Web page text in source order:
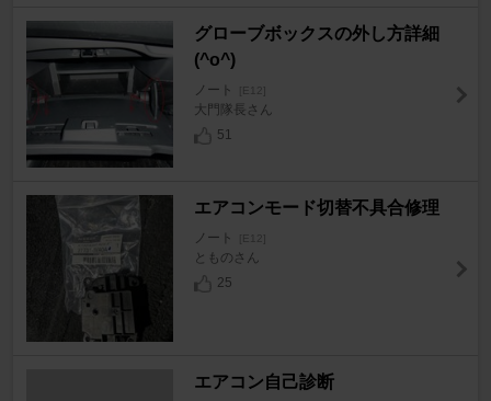
グローブボックスの外し方詳細
(^o^)
ノート [E12]
大門隊長さん
51
エアコンモード切替不具合修理
ノート [E12]
とものさん
25
エアコン自己診断